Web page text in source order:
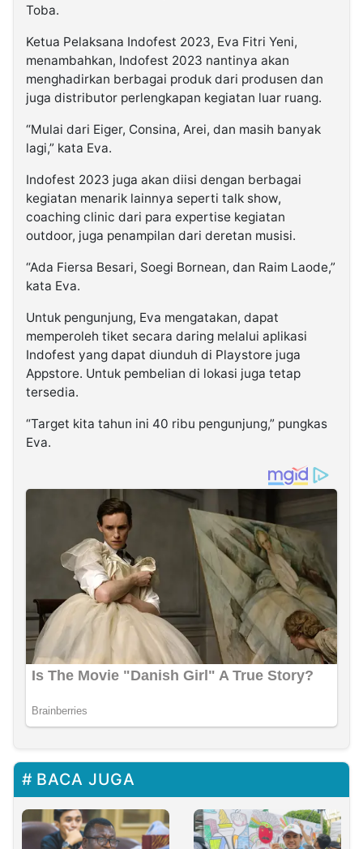
Toba.
Ketua Pelaksana Indofest 2023, Eva Fitri Yeni,
menambahkan, Indofest 2023 nantinya akan
menghadirkan berbagai produk dari produsen dan
juga distributor perlengkapan kegiatan luar ruang.
“Mulai dari Eiger, Consina, Arei, dan masih banyak
lagi,” kata Eva.
Indofest 2023 juga akan diisi dengan berbagai
kegiatan menarik lainnya seperti talk show,
coaching clinic dari para expertise kegiatan
outdoor, juga penampilan dari deretan musisi.
“Ada Fiersa Besari, Soegi Bornean, dan Raim Laode,”
kata Eva.
Untuk pengunjung, Eva mengatakan, dapat
memperoleh tiket secara daring melalui aplikasi
Indofest yang dapat diunduh di Playstore juga
Appstore. Untuk pembelian di lokasi juga tetap
tersedia.
“Target kita tahun ini 40 ribu pengunjung,” pungkas
Eva.
BACA JUGA